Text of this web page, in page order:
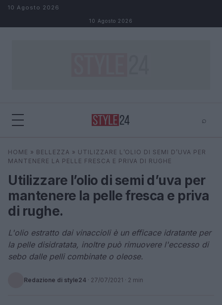
Salta al contenuto
10 Agosto 2026
10 Agosto 2026
⌕
Cerca ⌕ ×
HOME » BELLEZZA » UTILIZZARE L’OLIO DI SEMI D’UVA PER
MANTENERE LA PELLE FRESCA E PRIVA DI RUGHE
Utilizzare l’olio di semi d’uva per
mantenere la pelle fresca e priva
di rughe.
L'olio estratto dai vinaccioli è un efficace idratante per
la pelle disidratata, inoltre può rimuovere l'eccesso di
sebo dalle pelli combinate o oleose.
Redazione di style24 · 27/07/2021 · 2 min